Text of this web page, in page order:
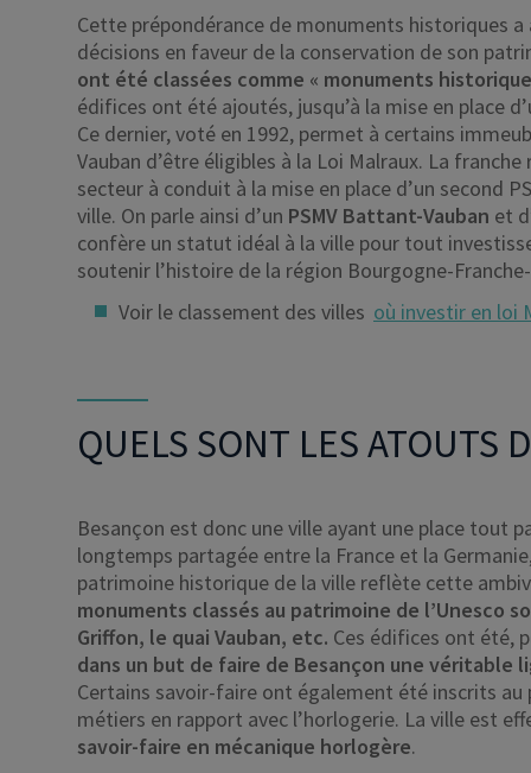
Cette prépondérance de monuments historiques
décisions en faveur de la conservation de son
ont été classées comme « monuments
édifices ont été ajoutés, jusqu’à la mise en place
Ce dernier, voté en 1992, permet à certains
Vauban d’être éligibles à la Loi Malraux. La
secteur à conduit à la mise en place d’un second
ville. On parle ainsi d’un PSMV Battant-Vauban et
confère un statut idéal à la ville pour tout
soutenir l’histoire de la région Bourgogne-
Voir le classement des villes où investir en loi
QUELS SONT LES ATOUTS
Besançon est donc une ville ayant une place tout
longtemps partagée entre la France et la
patrimoine historique de la ville reflète cette
monuments classés au patrimoine de l’Unesco
Griffon, le quai Vauban, etc. Ces édifices ont été,
dans un but de faire de Besançon une véritable
Certains savoir-faire ont également été inscrits au
métiers en rapport avec l’horlogerie. La ville est
savoir-faire en mécanique horlogère.